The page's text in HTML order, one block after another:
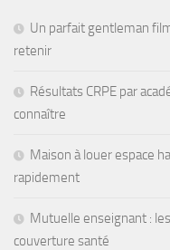
Un parfait gentleman
retenir
Résultats CRPE par
connaître
Maison à louer espace
rapidement
Mutuelle enseignant :
couverture santé